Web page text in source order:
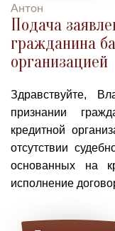
Антон
Подача
гражданина
организацией
Здравствуйте,
признании
кредитной
отсутствии
основанных на
исполнение